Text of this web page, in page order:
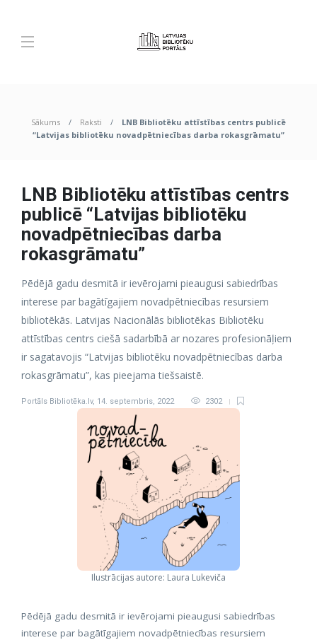
Sākums Raksti
LNB Bibliotēku attīstības centrs publicē
“Latvijas bibliotēku novadpētniecības darba rokasgrāmatu”
LNB Bibliotēku attīstības centrs
publicē “Latvijas bibliotēku
novadpētniecības darba
rokasgrāmatu”
Pēdējā gadu desmitā ir ievērojami pieaugusi sabiedrības
interese par bagātīgajiem novadpētniecības resursiem
bibliotēkās. Latvijas Nacionālās bibliotēkas Bibliotēku
attīstības centrs ciešā sadarbībā ar nozares profesionāļiem
ir sagatavojis “Latvijas bibliotēku novadpētniecības darba
rokasgrāmatu”, kas pieejama tiešsaistē.
Portāls Bibliotēka.lv, 14. septembris, 2022 2302
Ilustrācijas autore: Laura Lukeviča
Pēdējā gadu desmitā ir ievērojami pieaugusi sabiedrības
interese par bagātīgajiem novadpētniecības resursiem